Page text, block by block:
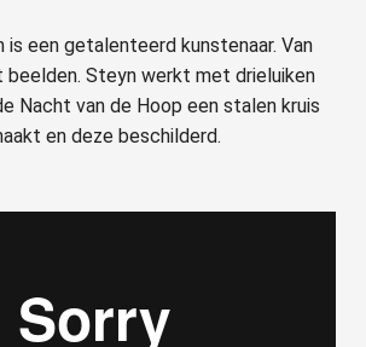
is een getalenteerd kunstenaar. Van
Steyn werkt met drieluiken
Nacht van de Hoop een stalen kruis
en deze beschilderd.